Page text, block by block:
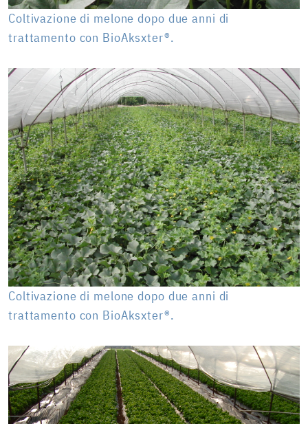
Coltivazione di melone dopo due anni di
trattamento con BioAksxter®.
Coltivazione di melone dopo due anni di
trattamento con BioAksxter®.